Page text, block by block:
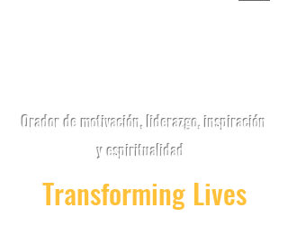
Orador de motivación, liderazgo, inspiración
y espiritualidad
Transforming Lives